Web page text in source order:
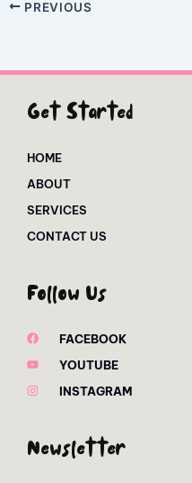
PREVIOUS
Get Started
HOME
ABOUT
SERVICES
CONTACT US
Follow Us
FACEBOOK
YOUTUBE
INSTAGRAM
Newsletter